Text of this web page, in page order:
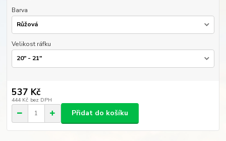
Barva
Velikost ráfku
537 Kč
444 Kč bez DPH
Přidat do košíku